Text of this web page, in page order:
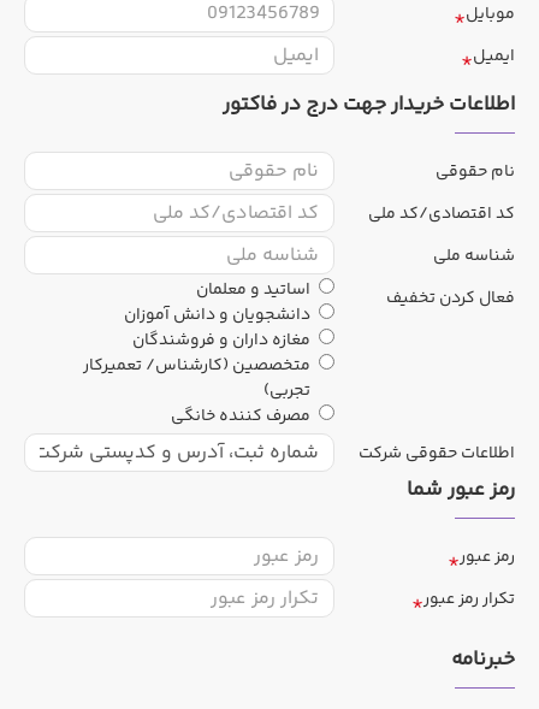
اطلاعات خریدار جهت درج در فاکتور
نام حقوقی
کد اقتصادی/کد ملی
شناسه ملی
فعال کردن تخفیف
اساتید و معلمان
دانشجویان و دانش آموزان
مغازه داران و فروشندگان
متخصصین (کارشناس/ تعمیرکار
تجربی)
مصرف کننده خانگی
اطلاعات حقوقی شرکت
ایمیل
موبایل
رمز عبور شما
رمز عبور
تکرار رمز عبور
خبرنامه